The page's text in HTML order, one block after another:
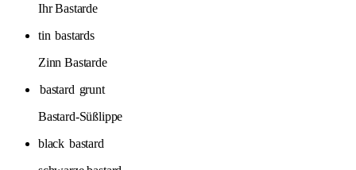
Ihr Bastarde
tin bastards
Zinn Bastarde
bastard grunt
Bastard-Süßlippe
black bastard